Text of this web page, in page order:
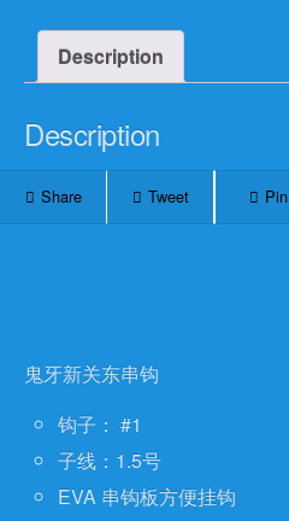
Description
Description
Share Tweet Pin
鬼牙新关东串钩
钩子： #1
子线：1.5号
EVA 串钩板方便挂钩